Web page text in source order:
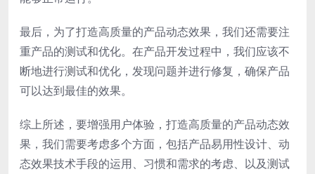
最后，为了打造高质量的产品动态效果，我们还需要注
重产品的测试和优化。在产品开发过程中，我们应该不
断地进行测试和优化，发现问题并进行修复，确保产品
可以达到最佳的效果。
综上所述，要增强用户体验，打造高质量的产品动态效
果，我们需要考虑多个方面，包括产品易用性设计、动
态效果技术手段的运用、习惯和需求的考虑、以及测试